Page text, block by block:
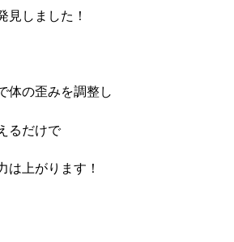
見しました！
体の歪みを調整し
るだけで
は上がります！